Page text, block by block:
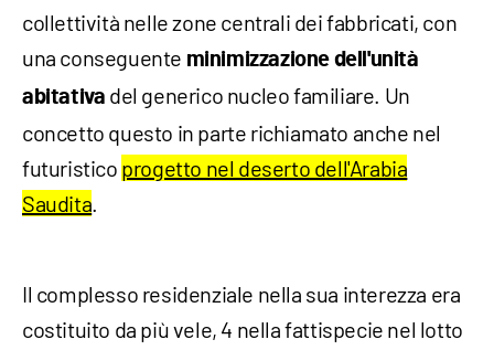
collettività nelle zone centrali dei fabbricati, con
una conseguente minimizzazione dell'unità
abitativa del generico nucleo familiare. Un
concetto questo in parte richiamato anche nel
futuristico progetto nel deserto dell'Arabia
Saudita.
Il complesso residenziale nella sua interezza era
costituito da più vele, 4 nella fattispecie nel lotto